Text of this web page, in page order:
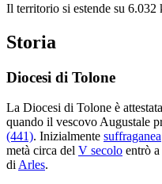
Il territorio si estende su 6.032
Storia
Diocesi di Tolone
La Diocesi di Tolone è
quando il vescovo Augustale
(441). Inizialmente suffraganea
metà circa del V secolo entrò
di Arles.